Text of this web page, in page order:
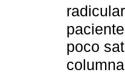
radicular
poco